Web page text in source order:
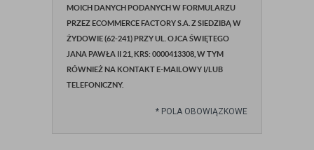
MOICH DANYCH PODANYCH W FORMULARZU
PRZEZ ECOMMERCE FACTORY S.A. Z SIEDZIBĄ W
ŻYDOWIE (62-241) PRZY UL. OJCA ŚWIĘTEGO
JANA PAWŁA II 21, KRS: 0000413308, W TYM
RÓWNIEŻ NA KONTAKT E-MAILOWY I/LUB
TELEFONICZNY.
* POLA OBOWIĄZKOWE